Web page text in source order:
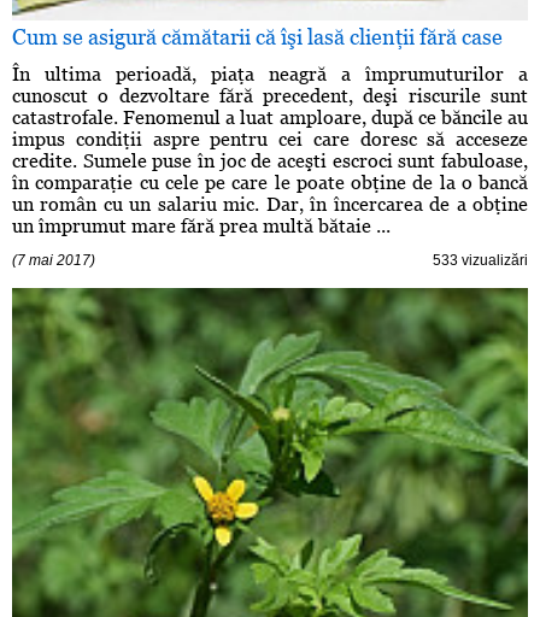
Cum se asigură cămătarii că îşi lasă clienţii fără case
În ultima perioadă, piaţa neagră a împrumuturilor a
cunoscut o dezvoltare fără precedent, deşi riscurile sunt
catastrofale. Fenomenul a luat amploare, după ce băncile au
impus condiţii aspre pentru cei care doresc să acceseze
credite. Sumele puse în joc de aceşti escroci sunt fabuloase,
în comparaţie cu cele pe care le poate obţine de la o bancă
un român cu un salariu mic. Dar, în încercarea de a obţine
un împrumut mare fără prea multă bătaie ...
(7 mai 2017) 533 vizualizări